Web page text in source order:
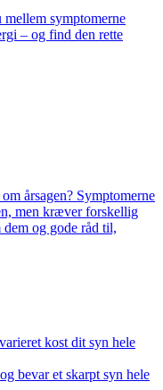
symptomerne
– og find den rette
årsagen? Symptomerne
men kræver forskellig
og gode råd til,
kost dit syn hele
bevar et skarpt syn hele